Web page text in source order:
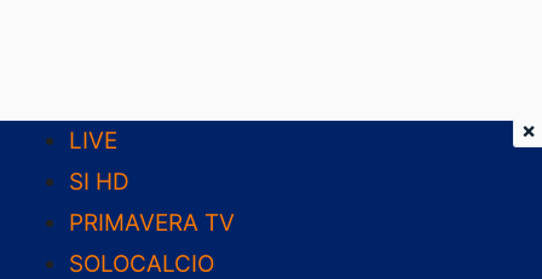
contenuto
LIVE
SI HD
PRIMAVERA TV
SOLOCALCIO
×